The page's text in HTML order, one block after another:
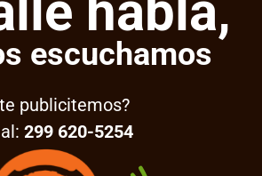
escuchamos
publicitemos?
299 620-5254